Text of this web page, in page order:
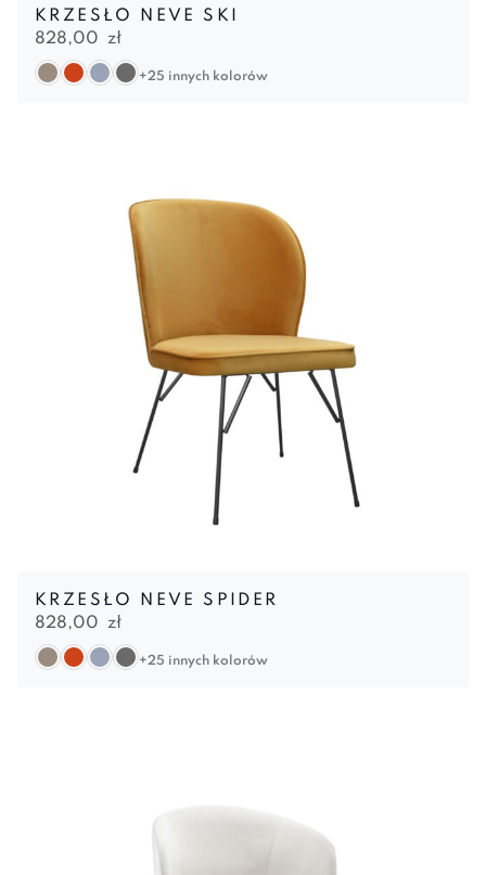
KRZESŁO NEVE SKI
828,00 zł
+25 innych kolorów
KRZESŁO NEVE SPIDER
828,00 zł
+25 innych kolorów